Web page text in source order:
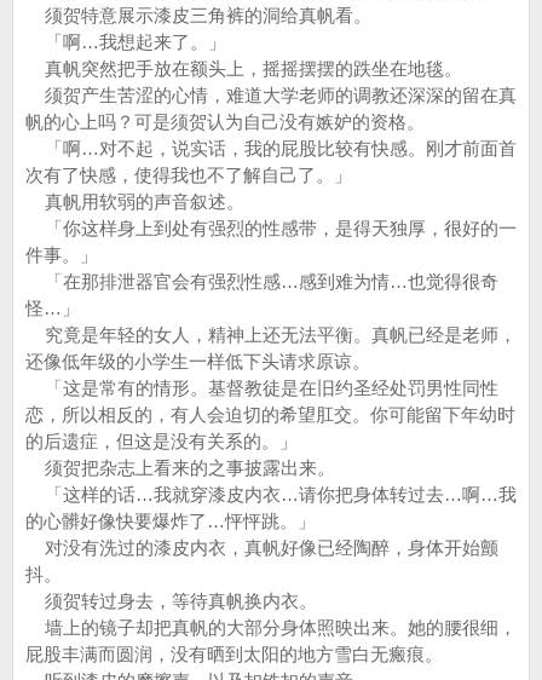
须贺特意展示漆皮三角裤的洞给真帆看。
「啊…我想起来了。」
真帆突然把手放在额头上，摇摇摆摆的跌坐在地毯。
须贺产生苦涩的心情，难道大学老师的调教还深深的留在真
帆的心上吗？可是须贺认为自己没有嫉妒的资格。
「啊…对不起，说实话，我的屁股比较有快感。刚才前面首
次有了快感，使得我也不了解自己了。」
真帆用软弱的声音叙述。
「你这样身上到处有强烈的性感带，是得天独厚，很好的一
件事。」
「在那排泄器官会有强烈性感…感到难为情…也觉得很奇
怪…」
究竟是年轻的女人，精神上还无法平衡。真帆已经是老师，
还像低年级的小学生一样低下头请求原谅。
「这是常有的情形。基督教徒是在旧约圣经处罚男性同性
恋，所以相反的，有人会迫切的希望肛交。你可能留下年幼时
的后遗症，但这是没有关系的。」
须贺把杂志上看来的之事披露出来。
「这样的话…我就穿漆皮内衣…请你把身体转过去…啊…我
的心髒好像快要爆炸了…怦怦跳。」
对没有洗过的漆皮内衣，真帆好像已经陶醉，身体开始颤
抖。
须贺转过身去，等待真帆换内衣。
墙上的镜子却把真帆的大部分身体照映出来。她的腰很细，
屁股丰满而圆润，没有晒到太阳的地方雪白无瘢痕。